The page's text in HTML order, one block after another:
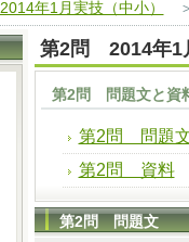
2014年1月実技（中小）
第2問 2014年1
第2問 問題文と資
第2問 問題
第2問 資料
第2問 問題文